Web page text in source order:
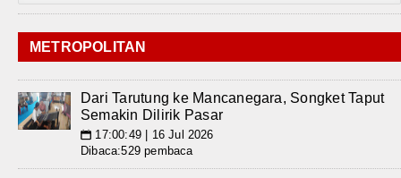
METROPOLITAN
Dari Tarutung ke Mancanegara, Songket Taput
Semakin Dilirik Pasar
📅 17:00:49 | 16 Jul 2026
Dibaca:529 pembaca